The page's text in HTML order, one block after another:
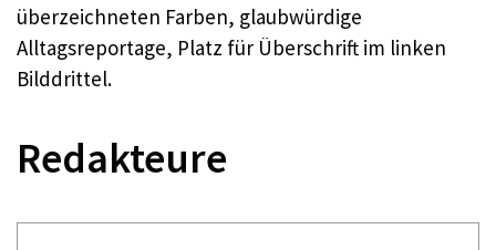
überzeichneten Farben, glaubwürdige
Alltagsreportage, Platz für Überschrift im linken
Bilddrittel.
Redakteure